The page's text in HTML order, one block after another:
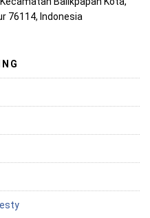
76114, Indonesia